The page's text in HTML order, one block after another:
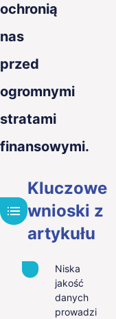
ochronią
nas
przed
ogromnymi
stratami
finansowymi.
Kluczowe
wnioski z
artykułu
Niska
jakość
danych
prowadzi